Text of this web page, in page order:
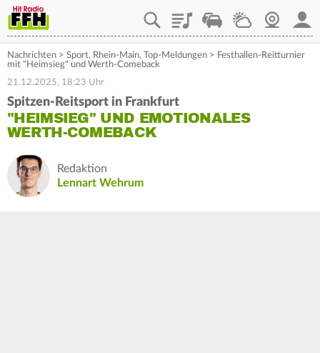
PlaylistStaupilotWetterWebcam
Nachrichten > Sport, Rhein-Main, Top-Meldungen > Festhallen-Reitturnier
mit "Heimsieg" und Werth-Comeback
21.12.2025, 18:23 Uhr
Spitzen-Reitsport in Frankfurt
"HEIMSIEG" UND EMOTIONALES
WERTH-COMEBACK
Redaktion
Lennart Wehrum